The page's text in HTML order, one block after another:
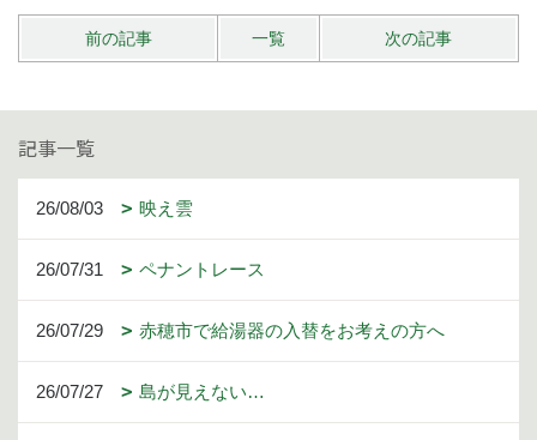
前の記事 一覧 次の記事
記事一覧
26/08/03 映え雲
26/07/31 ペナントレース
26/07/29 赤穂市で給湯器の入替をお考えの方へ
26/07/27 島が見えない…